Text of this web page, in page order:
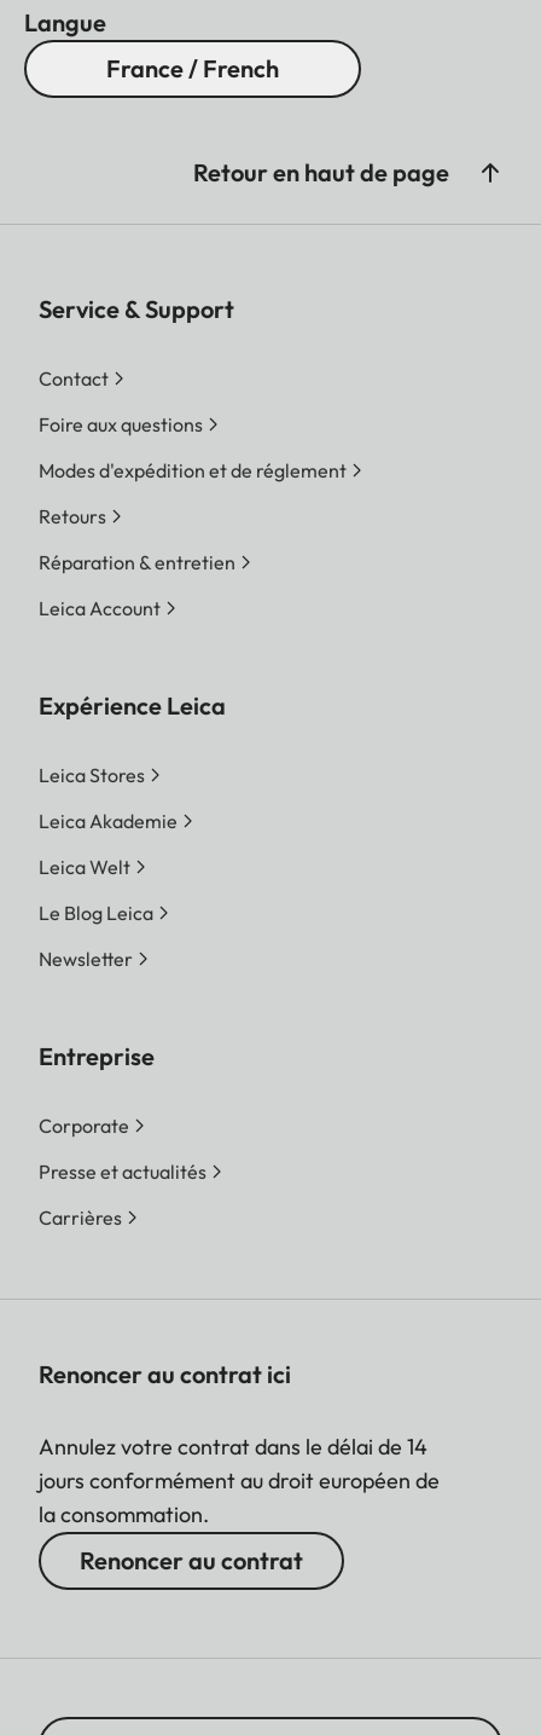
Langue
France / French
Retour en haut de page
Service & Support
Contact
Foire aux questions
Modes d'expédition et de réglement
Retours
Réparation & entretien
Leica Account
Expérience Leica
Leica Stores
Leica Akademie
Leica Welt
Le Blog Leica
Newsletter
Entreprise
Corporate
Presse et actualités
Carrières
Renoncer au contrat ici
Annulez votre contrat dans le délai de 14
jours conformément au droit européen de
la consommation.
Renoncer au contrat